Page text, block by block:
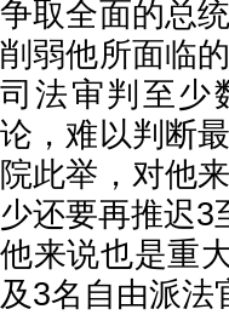
争取全面的总
削弱他所面临
司法审判至少
论，难以判断
院此举，对他
少还要再推迟3
他来说也是重
及3名自由派法